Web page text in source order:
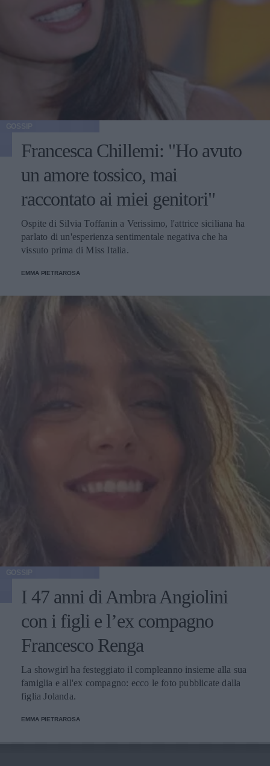
Francesca Chillemi: "Ho avuto
un amore tossico, mai
raccontato ai miei genitori"
Ospite di Silvia Toffanin a Verissimo, l'attrice siciliana ha
parlato di un'esperienza sentimentale negativa che ha
vissuto prima di Miss Italia.
EMMA PIETRAROSA
I 47 anni di Ambra Angiolini
con i figli e l’ex compagno
Francesco Renga
La showgirl ha festeggiato il compleanno insieme alla sua
famiglia e all'ex compagno: ecco le foto pubblicate dalla
figlia Jolanda.
EMMA PIETRAROSA